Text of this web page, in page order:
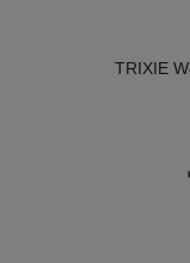
TRIXIE